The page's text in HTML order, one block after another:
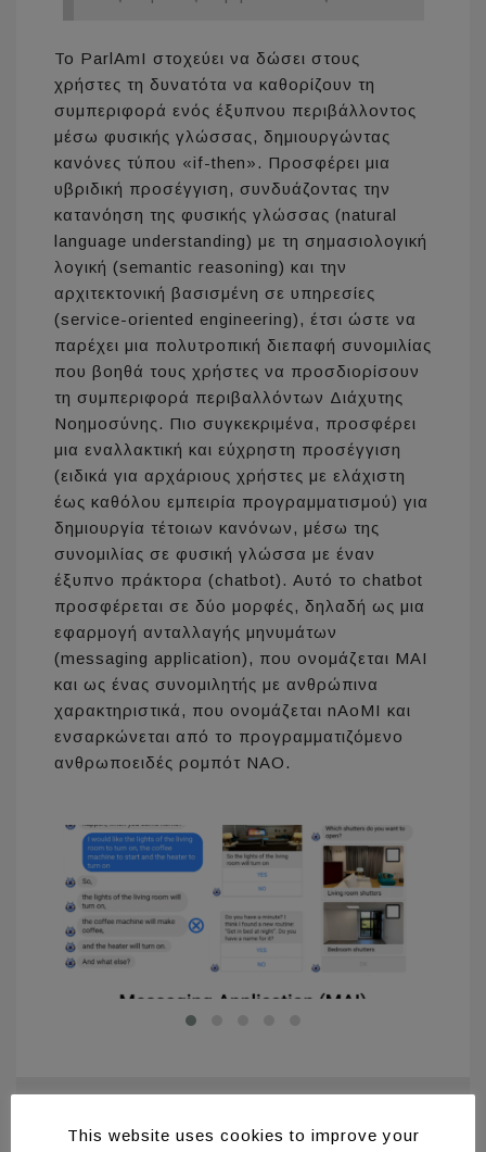
Το ParlAmI στοχεύει να δώσει στους
χρήστες τη δυνατότα να καθορίζουν τη
συμπεριφορά ενός έξυπνου περιβάλλοντος
μέσω φυσικής γλώσσας, δημιουργώντας
κανόνες τύπου «if-then». Προσφέρει μια
υβριδική προσέγγιση, συνδυάζοντας την
κατανόηση της φυσικής γλώσσας (natural
language understanding) με τη σημασιολογική
λογική (semantic reasoning) και την
αρχιτεκτονική βασισμένη σε υπηρεσίες
(service-oriented engineering), έτσι ώστε να
παρέχει μια πολυτροπική διεπαφή συνομιλίας
που βοηθά τους χρήστες να προσδιορίσουν
τη συμπεριφορά περιβαλλόντων Διάχυτης
Νοημοσύνης. Πιο συγκεκριμένα, προσφέρει
μια εναλλακτική και εύχρηστη προσέγγιση
(ειδικά για αρχάριους χρήστες με ελάχιστη
έως καθόλου εμπειρία προγραμματισμού) για
δημιουργία τέτοιων κανόνων, μέσω της
συνομιλίας σε φυσική γλώσσα με έναν
έξυπνο πράκτορα (chatbot). Αυτό το chatbot
προσφέρεται σε δύο μορφές, δηλαδή ως μια
εφαρμογή ανταλλαγής μηνυμάτων
(messaging application), που ονομάζεται MAI
και ως ένας συνομιλητής με ανθρώπινα
χαρακτηριστικά, που ονομάζεται nAoMI και
ενσαρκώνεται από το προγραμματιζόμενο
ανθρωποειδές ρομπότ NAO.
Δημοσιεύσεις
This website uses cookies to improve your